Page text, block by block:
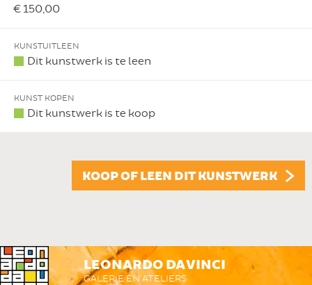
€ 150,00
KUNSTUITLEEN
Dit kunstwerk is te leen
KUNST KOPEN
Dit kunstwerk is te koop
KOOP OF LEEN DIT KUNSTWERK
LEONARDO DA VINCI
GALERIE EN ATELIERS